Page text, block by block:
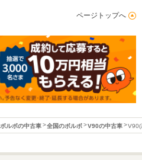
ページトップへ
ボルボの中古車 全国のボルボ V90の中古車 V90(